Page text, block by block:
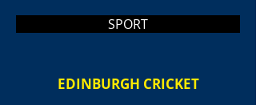
SPORT
EDINBURGH CRICKET